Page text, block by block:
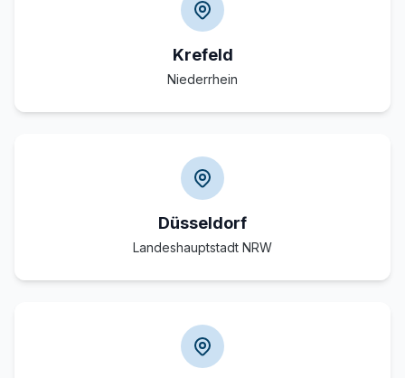
Krefeld
Niederrhein
Düsseldorf
Landeshauptstadt NRW